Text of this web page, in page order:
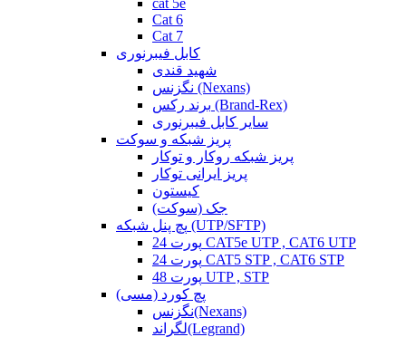
cat 5e
Cat 6
Cat 7
کابل فیبرنوری
شهید قندی
نگزنس (Nexans)
برند رکس (Brand-Rex)
سایر کابل فیبرنوری
پریز شبکه و سوکت
پریز شبکه روکار و توکار
پریز ایرانی توکار
کیستون
جک (سوکت)
پچ پنل شبکه (UTP/SFTP)
24 پورت CAT5e UTP , CAT6 UTP
24 پورت CAT5 STP , CAT6 STP
48 پورت UTP , STP
پچ کورد (مسی)
نگزنس(Nexans)
لگراند(Legrand)